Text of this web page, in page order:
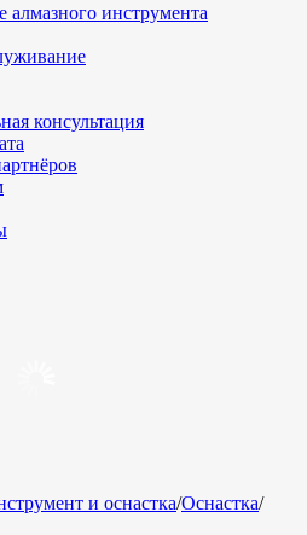
алмазного инструмента
консультация
и оснастка/Оснастка/